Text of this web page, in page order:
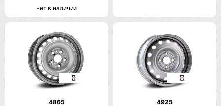
нет в наличии
4865 4925